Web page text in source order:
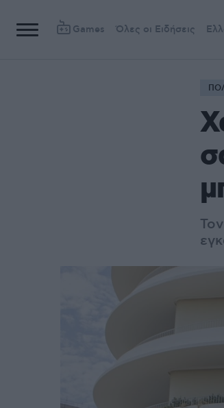
Games Όλες οι Ειδήσεις